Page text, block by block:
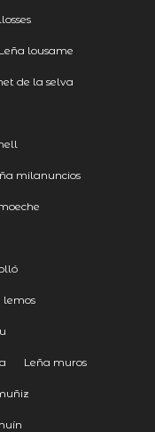
Leña lousame
de la selva
milanuncios
lemos
Leña muros